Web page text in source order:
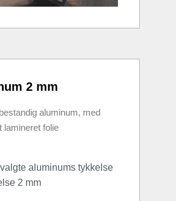
2 mm
aluminum, med
folie
aluminums tykkelse
2 mm